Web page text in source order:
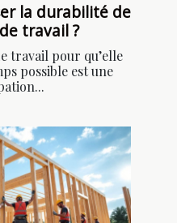
la durabilité de
travail ?
travail pour qu’elle
possible est une